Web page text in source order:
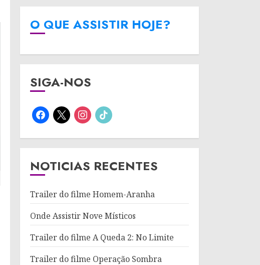
O QUE ASSISTIR HOJE?
SIGA-NOS
facebook
x instagram
tiktok
NOTICIAS RECENTES
Trailer do filme Homem-Aranha
Onde Assistir Nove Místicos
Trailer do filme A Queda 2: No Limite
Trailer do filme Operação Sombra